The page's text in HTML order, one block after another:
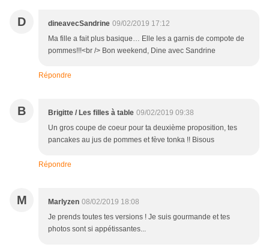
D dineavecSandrine 09/02/2019 17:12
Ma fille a fait plus basique… Elle les a garnis de compote de
pommes!!!<br /> Bon weekend, Dine avec Sandrine
Répondre
B Brigitte / Les filles à table 09/02/2019 09:38
Un gros coupe de coeur pour ta deuxième proposition, tes
pancakes au jus de pommes et fève tonka !! Bisous
Répondre
M Marlyzen 08/02/2019 18:08
Je prends toutes tes versions ! Je suis gourmande et tes
photos sont si appétissantes...